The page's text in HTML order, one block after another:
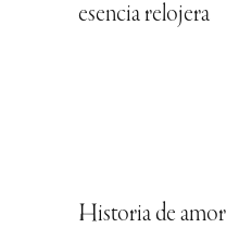
esencia relojera
Historia de amor